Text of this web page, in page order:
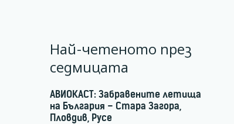
Най-четеното през
седмицата
АВИОКАСТ: Забравените летища
на България – Стара Загора,
Пловдив, Русе